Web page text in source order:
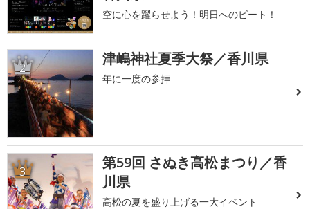
空に心を躍らせよう！明日へのビート！
2 津嶋神社夏季大祭／香川県
年に一度の参拝
3
第59回 さぬき高松まつり／香
川県
高松の夏を盛り上げる一大イベント